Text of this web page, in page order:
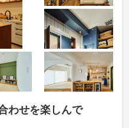
わせを楽しんで